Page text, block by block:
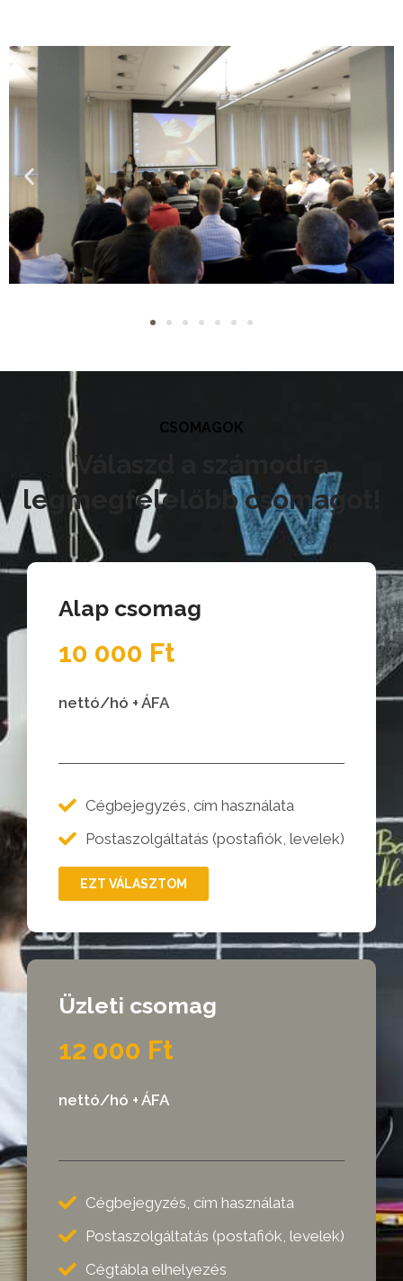
CSOMAGOK
Válaszd a számodra
legmegfelelőbb csomagot!
Alap csomag
10 000 Ft
nettó/hó + ÁFA
Cégbejegyzés, cím használata
Postaszolgáltatás (postafiók, levelek)
EZT VÁLASZTOM
Üzleti csomag
12 000 Ft
nettó/hó + ÁFA
Cégbejegyzés, cím használata
Postaszolgáltatás (postafiók, levelek)
Cégtábla elhelyezés